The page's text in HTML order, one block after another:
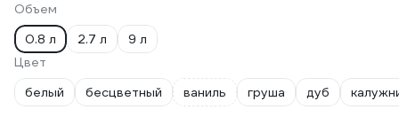
Объем
0.8 л
2.7 л
9 л
Цвет
белый
бесцветный ваниль груша дуб